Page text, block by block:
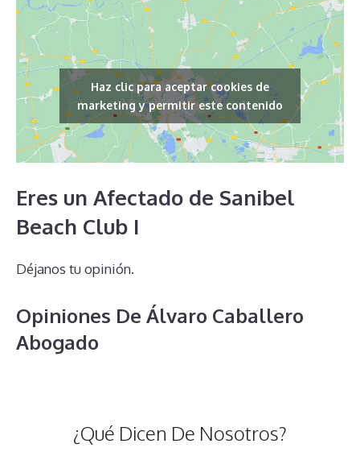
Haz clic para aceptar cookies de
marketing y permitir este contenido
Eres un Afectado de Sanibel
Beach Club I
Déjanos tu opinión.
Opiniones De Álvaro Caballero
Abogado
¿Qué Dicen De Nosotros?